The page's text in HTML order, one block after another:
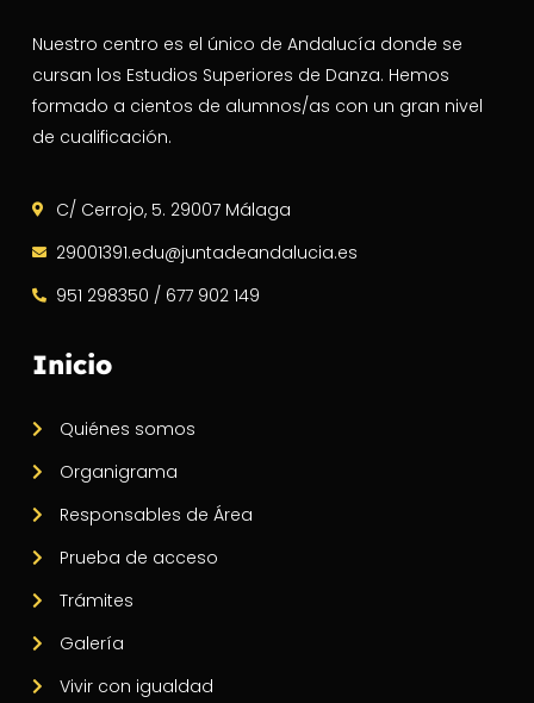
Nuestro centro es el único de Andalucía donde se
cursan los Estudios Superiores de Danza. Hemos
formado a cientos de alumnos/as con un gran nivel
de cualificación.
C/ Cerrojo, 5. 29007 Málaga
29001391.edu@juntadeandalucia.es
951 298350 / 677 902 149
Inicio
Quiénes somos
Organigrama
Responsables de Área
Prueba de acceso
Trámites
Galería
Vivir con igualdad